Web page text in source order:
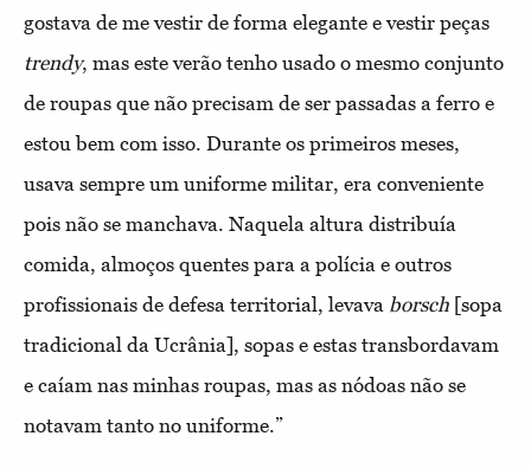
gostava de me vestir de forma elegante e vestir peças
trendy, mas este verão tenho usado o mesmo conjunto
de roupas que não precisam de ser passadas a ferro e
estou bem com isso. Durante os primeiros meses,
usava sempre um uniforme militar, era conveniente
pois não se manchava. Naquela altura distribuía
comida, almoços quentes para a polícia e outros
profissionais de defesa territorial, levava borsch [sopa
tradicional da Ucrânia], sopas e estas transbordavam
e caíam nas minhas roupas, mas as nódoas não se
notavam tanto no uniforme.”